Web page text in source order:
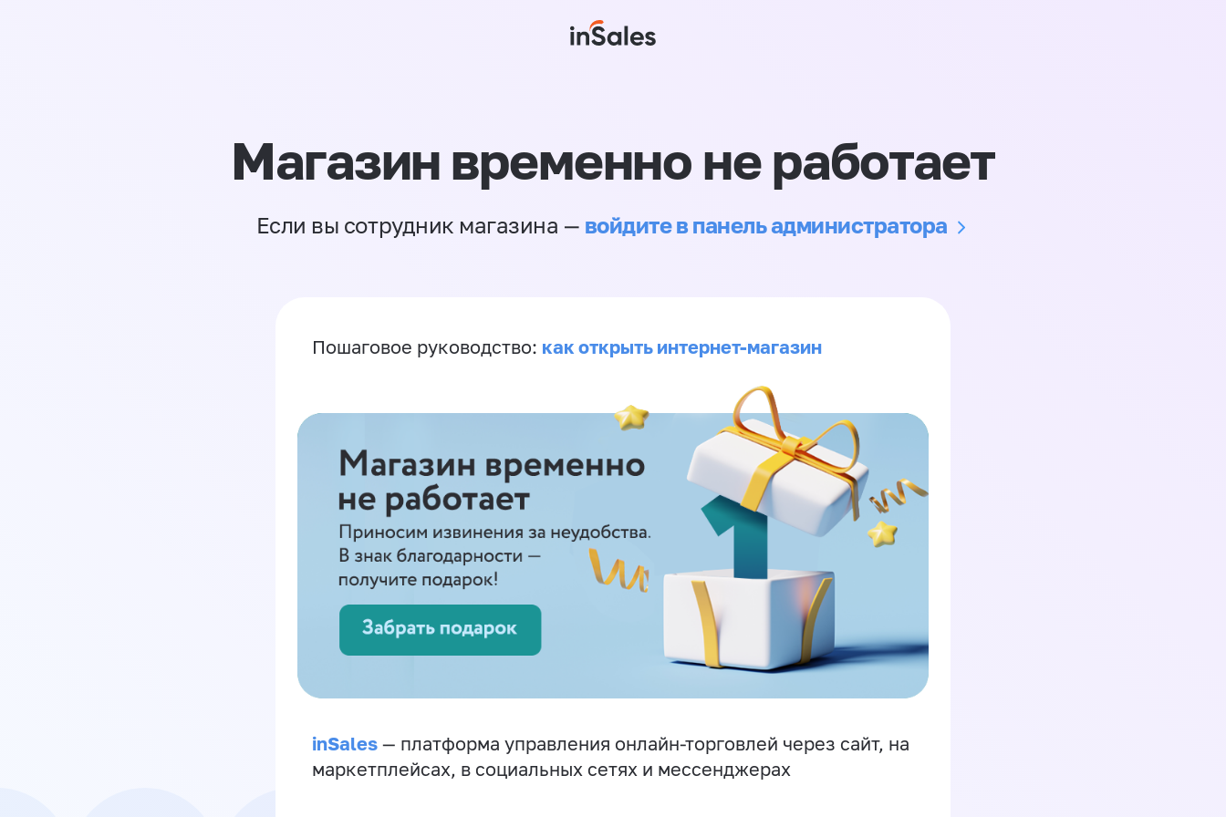
Магазин временно не работает
Если вы сотрудник магазина — войдите в панель администратора
Пошаговое руководство: как открыть интернет-магазин
inSales — платформа управления онлайн-торговлей через сайт, на
маркетплейсах, в социальных сетях и мессенджерах